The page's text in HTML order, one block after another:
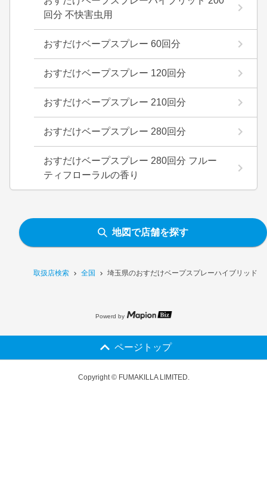
取扱店検索 全国 埼玉県のおすだけベープスプレーハイブリッド
回分 不快害虫用
おすだけベープスプレー 60回分
おすだけベープスプレー 120回分
おすだけベープスプレー 210回分
おすだけベープスプレー 280回分
おすだけベープスプレー 280回分 フルー
ティフローラルの香り
地図で店舗を探す
Powerd by
ページトップ
Copyright © FUMAKILLA LIMITED.